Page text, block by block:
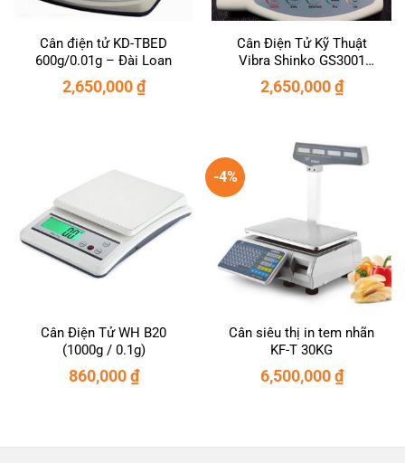
Cân điện tử KD-TBED
600g/0.01g – Đài Loan
2,650,000₫
Cân Điện Tử Kỹ Thuật
Vibra Shinko GS3001
(3000g/0.1g)
2,650,000₫
Cân Điện Tử WH B20
(1000g / 0.1g)
860,000₫
-4%
Cân siêu thị in tem nhãn
KF-T 30KG
6,500,000₫